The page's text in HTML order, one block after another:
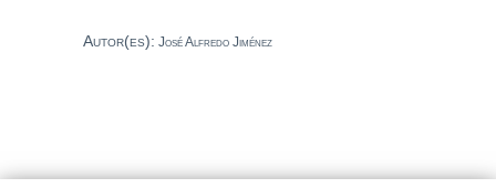
Autor(es): José Alfredo Jiménez